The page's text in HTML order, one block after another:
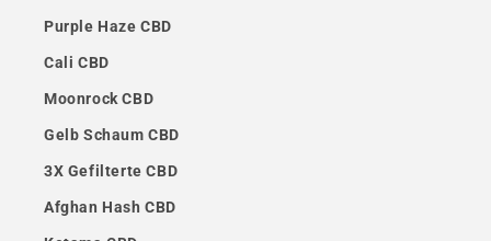
Purple Haze CBD
Cali CBD
Moonrock CBD
Gelb Schaum CBD
3X Gefilterte CBD
Afghan Hash CBD